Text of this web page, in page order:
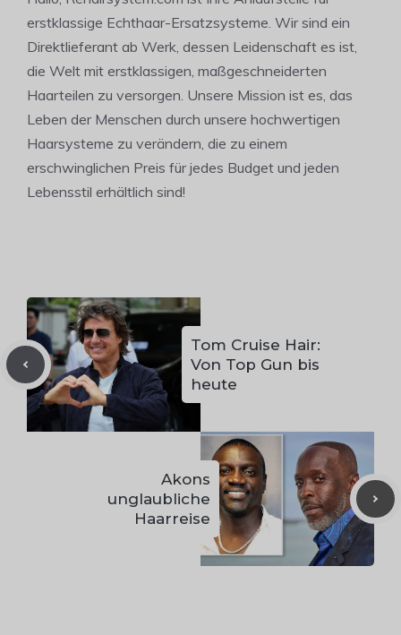
erstklassige Echthaar-Ersatzsysteme. Wir sind ein
Direktlieferant ab Werk, dessen Leidenschaft es ist,
die Welt mit erstklassigen, maßgeschneiderten
Haarteilen zu versorgen. Unsere Mission ist es, das
Leben der Menschen durch unsere hochwertigen
Haarsysteme zu verändern, die zu einem
erschwinglichen Preis für jedes Budget und jeden
Lebensstil erhältlich sind!
Tom Cruise Hair:
Von Top Gun bis
heute
Akons
unglaubliche
Haarreise